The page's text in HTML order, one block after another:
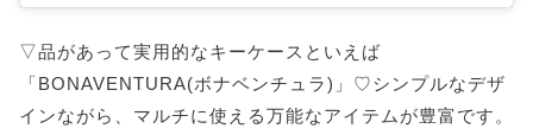
▽品があって実用的なキーケースといえば
「BONAVENTURA(ボナベンチュラ)」♡シンプルなデザ
インながら、マルチに使える万能なアイテムが豊富です。